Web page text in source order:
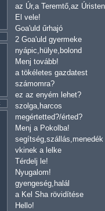
az Úr,a Teremtő,az
El vele!
Goa'uld űrhajó
2 Goa'uld gyermeke
nyápic,hülye,bolond
Menj tovább!
a tökéletes gazdatest
számomra?
ez az enyém lehet?
szolga,harcos
megértetted?/érted?
Menj a Pokolba!
segítség,szállás,menedék
vkinek a lelke
Térdelj le!
Nyugalom!
gyengeség,halál
a Kel Sha rövidítése
Hello!